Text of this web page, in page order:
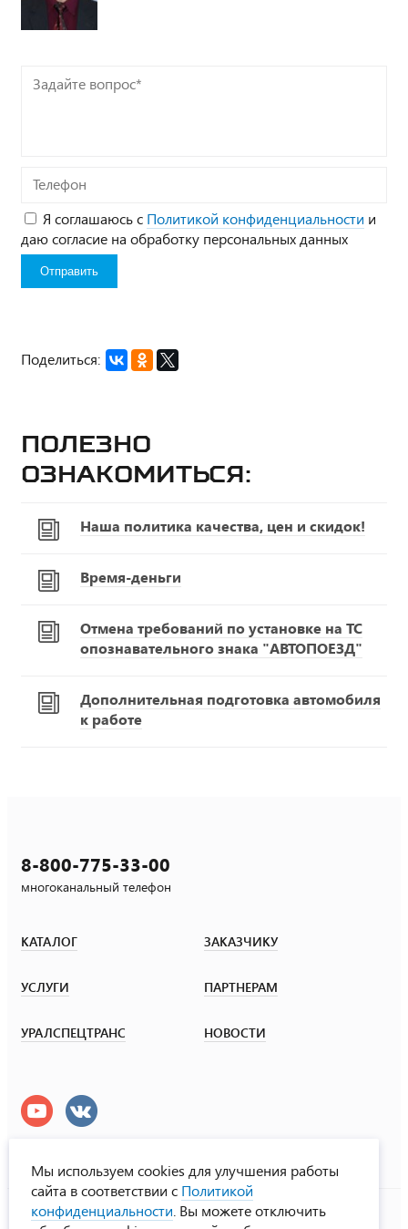
Задайте
Телефон
Я соглашаюсь с Политикой конфиденциальности и
даю согласие на обработку персональных данных
Поделиться:
Полезно
ознакомиться:
Наша политика качества, цен и скидок!
Время-деньги
Отмена требований по установке на ТС
опознавательного знака "АВТОПОЕЗД"
Дополнительная подготовка автомобиля
к работе
8-800-775-33-00
многоканальный телефон
КАТАЛОГ ЗАКАЗЧИКУ
УСЛУГИ ПАРТНЕРАМ
УРАЛСПЕЦТРАНС НОВОСТИ
УралСпецТранс
Мы используем cookies для улучшения работы
сайта в соответствии с Политикой
конфиденциальности . Вы можете отключить